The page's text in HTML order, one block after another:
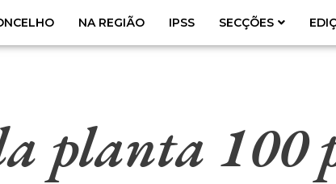
NA REGIÃO IPSS SECÇÕES
planta 100